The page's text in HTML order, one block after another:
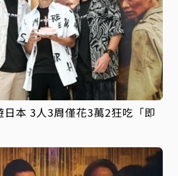
日本 3人3周僅花3萬2狂吃「即